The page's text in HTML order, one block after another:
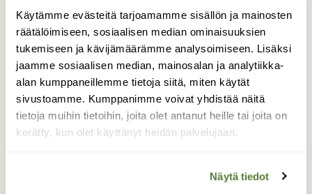
Käytämme evästeitä tarjoamamme sisällön ja mainosten
räätälöimiseen, sosiaalisen median ominaisuuksien
tukemiseen ja kävijämäärämme analysoimiseen. Lisäksi
jaamme sosiaalisen median, mainosalan ja analytiikka-
alan kumppaneillemme tietoja siitä, miten käytät
sivustoamme. Kumppanimme voivat yhdistää näitä
tietoja muihin tietoihin, joita olet antanut heille tai joita on
kerätty, kun olet käyttänyt heidän palvelujaan.
Näytä tiedot
Ketun kalasaalis
Tallasimme korona-aikana paikallisen
törmäsimme usein. Eräänä harmaana
toukokuun päivänä emo tallusteli vastaan